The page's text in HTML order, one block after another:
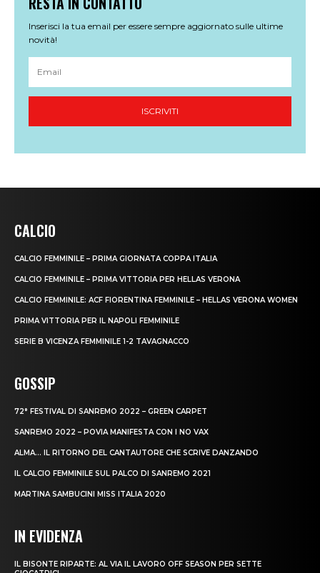
CALCIO
CALCIO FEMMINILE – PRIMA GIORNATA COPPA ITALIA
CALCIO FEMMINILE – PRIMA VITTORIA PER HELLAS VERONA
CALCIO FEMMINILE: ACF FIORENTINA FEMMINILE – HELLAS VERONA WOMEN
PRIMA VITTORIA PER IL NAPOLI FEMMINILE
SERIE B VICENZA FEMMINILE 1-2 TAVAGNACCO
GOSSIP
72° FESTIVAL DI SANREMO 2022 – GREEN CARPET
SANREMO 2022 – POVIA MANIFESTA CON I NO VAX
ALMA… IL RITORNO DEL CANTAUTORE CHE SCRIVE DANZANDO
IL CALCIO FEMMINILE SUL PALCO DI SANREMO 2021
MARTINA SAMBUCINI MISS ITALIA 2020
IN EVIDENZA
IL BISONTE RIPARTE: AL VIA IL LAVORO OFF SEASON PER SETTE